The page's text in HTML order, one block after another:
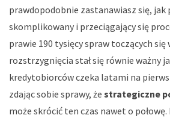
prawdopodobnie zastanawiasz się, jak
skomplikowany i przeciągający się
prawie 190 tysięcy spraw toczących się
rozstrzygnięcia stał się równie ważny
kredytobiorców czeka latami na
zdając sobie sprawy, że strategiczne
może skrócić ten czas nawet o